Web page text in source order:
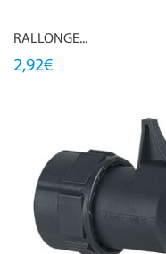
RALLONGE...
2,92€